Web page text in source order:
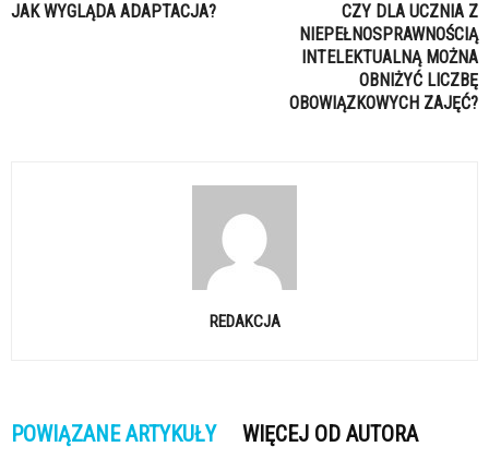
JAK WYGLĄDA ADAPTACJA?
CZY DLA UCZNIA Z
NIEPEŁNOSPRAWNOŚCIĄ
INTELEKTUALNĄ MOŻNA
OBNIŻYĆ LICZBĘ
OBOWIĄZKOWYCH ZAJĘĆ?
REDAKCJA
POWIĄZANE ARTYKUŁY WIĘCEJ OD AUTORA